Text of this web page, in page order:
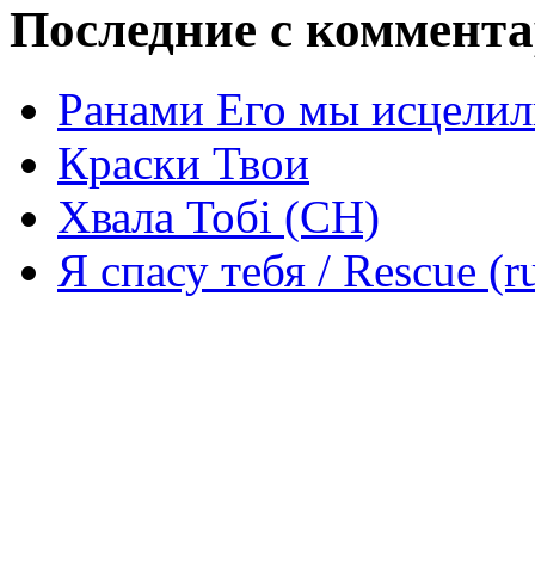
Последние с
Ранами Его мы
Краски Твои
Хвала Тобі (СН)
Я спасу тебя / Rescue